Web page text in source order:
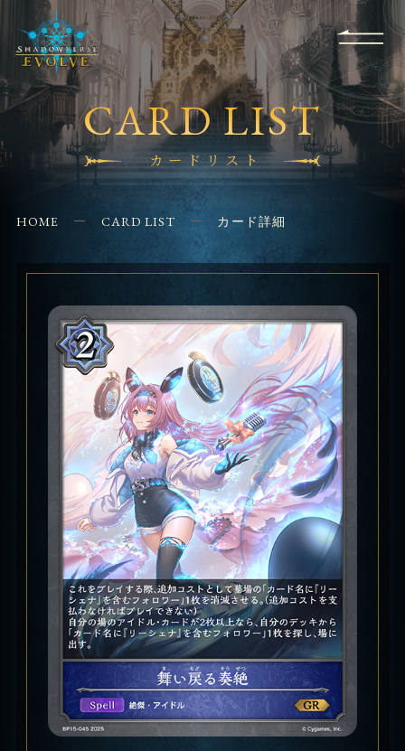
Q&A
EVENT SHOPS
FOR
BEGINNERS
APPLICATION
CONTACT
CARD LIST
カードリスト
HOME CARD LIST カード詳細